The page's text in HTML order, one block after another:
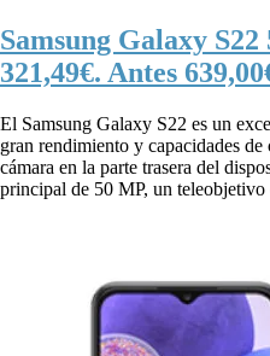
Samsung Galaxy
321,49€. Antes
El Samsung Galaxy S22 es un
gran rendimiento y capacidades
cámara en la parte trasera del
principal de 50 MP, un